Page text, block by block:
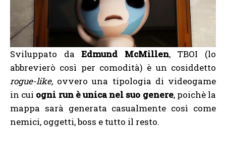
Sviluppato daEdmund McMillen, TBOI (lo
abbrevierò così per comodità) è un cosiddetto
rogue-like, ovvero una tipologia di videogame
in cui ogni run è unica nel suo genere, poichè la
mappa sarà generata casualmente così come
nemici, oggetti, boss e tutto il resto.